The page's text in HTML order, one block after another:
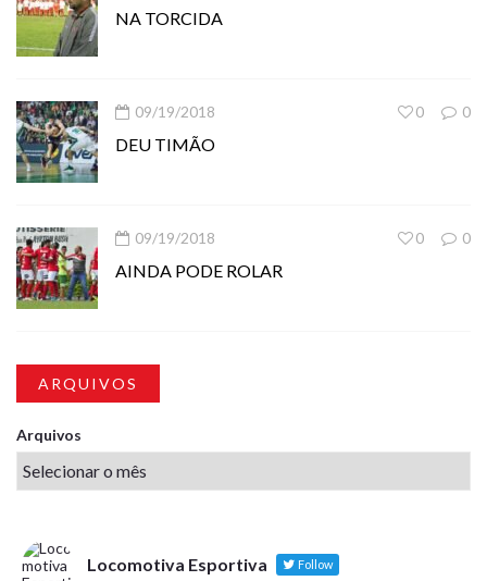
NA TORCIDA
09/19/2018 0
0
DEU TIMÃO
09/19/2018 0
0
AINDA PODE ROLAR
ARQUIVOS
Arquivos
Locomotiva Esportiva Follow